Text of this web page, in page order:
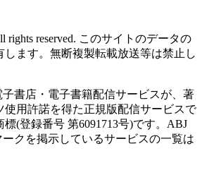
reserved. このサイトのデータの
ます。無断複製転載放送等は禁止し
書店・電子書籍配信サービスが、著
使用許諾を得た正規版配信サービスで
(登録番号 第6091713号)です。ABJ
クを掲示しているサービスの一覧は